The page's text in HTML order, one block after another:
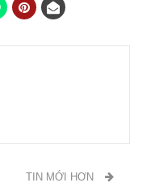
TIN MỚI HƠN